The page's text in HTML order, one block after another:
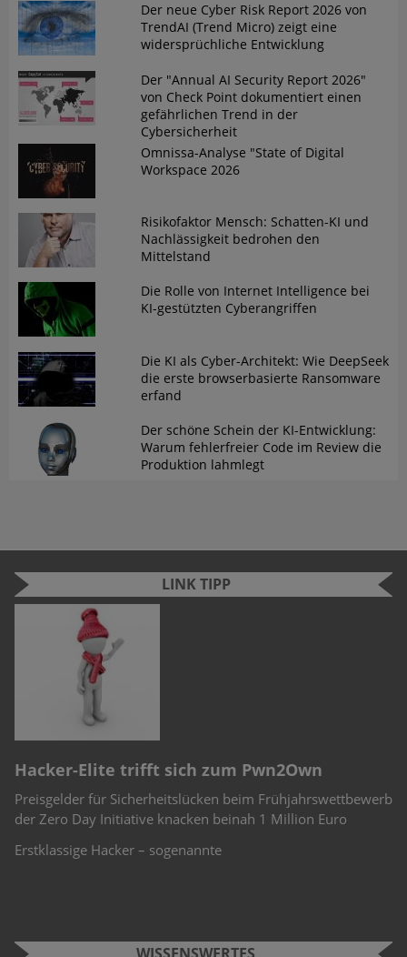
Der neue Cyber Risk Report 2026 von
TrendAI (Trend Micro) zeigt eine
widersprüchliche Entwicklung
Der "Annual AI Security Report 2026"
von Check Point dokumentiert einen
gefährlichen Trend in der
Cybersicherheit
Omnissa-Analyse "State of Digital
Workspace 2026
Risikofaktor Mensch: Schatten-KI und
Nachlässigkeit bedrohen den
Mittelstand
Die Rolle von Internet Intelligence bei
KI-gestützten Cyberangriffen
Die KI als Cyber-Architekt: Wie DeepSeek
die erste browserbasierte Ransomware
erfand
Der schöne Schein der KI-Entwicklung:
Warum fehlerfreier Code im Review die
Produktion lahmlegt
LINK TIPP
Hacker-Elite trifft sich zum Pwn2Own
Preisgelder für Sicherheitslücken beim Frühjahrswettbewerb
der Zero Day Initiative knacken beinah 1 Million Euro
Erstklassige Hacker – sogenannte